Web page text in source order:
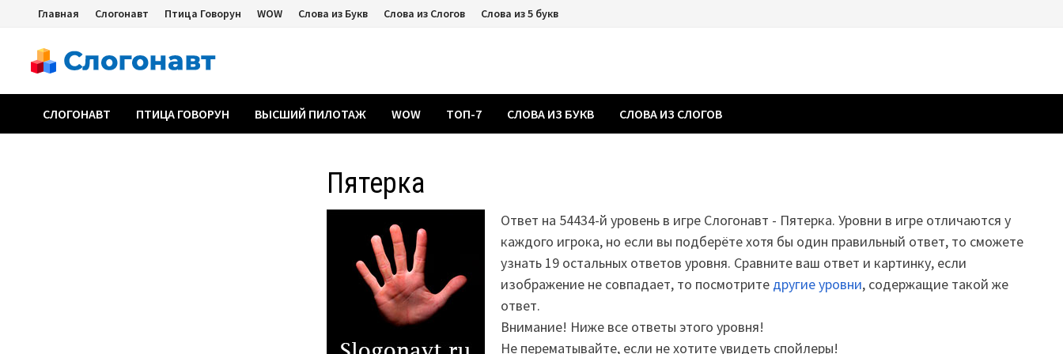
Перейти
содержимому
Главная Слогонавт Птица Говорун WOW Слова из Букв Слова из Слогов Слова из 5 букв
СЛОГОНАВТ ПТИЦА ГОВОРУН ВЫСШИЙ ПИЛОТАЖ WOW ТОП-7 СЛОВА ИЗ БУКВ СЛОВА ИЗ СЛОГОВ
Пятерка
Ответ на 54434-й уровень в игре Слогонавт - Пятерка. Уровни в игре отличаются у
каждого игрока, но если вы подберёте хотя бы один правильный ответ, то сможете
узнать 19 остальных ответов уровня. Сравните ваш ответ и картинку, если
изображение не совпадает, то посмотрите другие уровни, содержащие такой же
ответ.
Внимание! Ниже все ответы этого уровня!
Не перематывайте, если не хотите увидеть спойлеры!